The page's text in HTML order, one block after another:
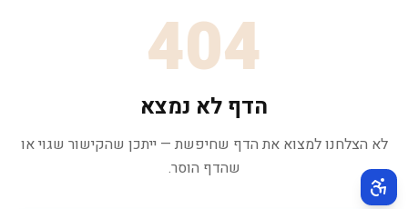
404
הדף לא נמצא
לא הצלחנו למצוא את הדף שחיפשת — ייתכן שהקישור שגוי או
שהדף הוסר.
תפריט נגישות פעיל